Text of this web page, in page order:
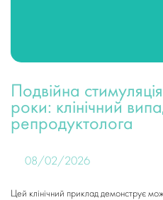
Подвійна
роки: клінічний
репродуктолога
08/02/2026
Цей клінічний приклад демонструє